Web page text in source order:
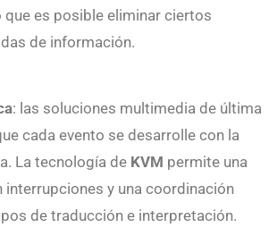
que es posible eliminar ciertos
de información.
: las soluciones multimedia de última
cada evento se desarrolle con la
La tecnología de KVM permite una
interrupciones y una coordinación
de traducción e interpretación.